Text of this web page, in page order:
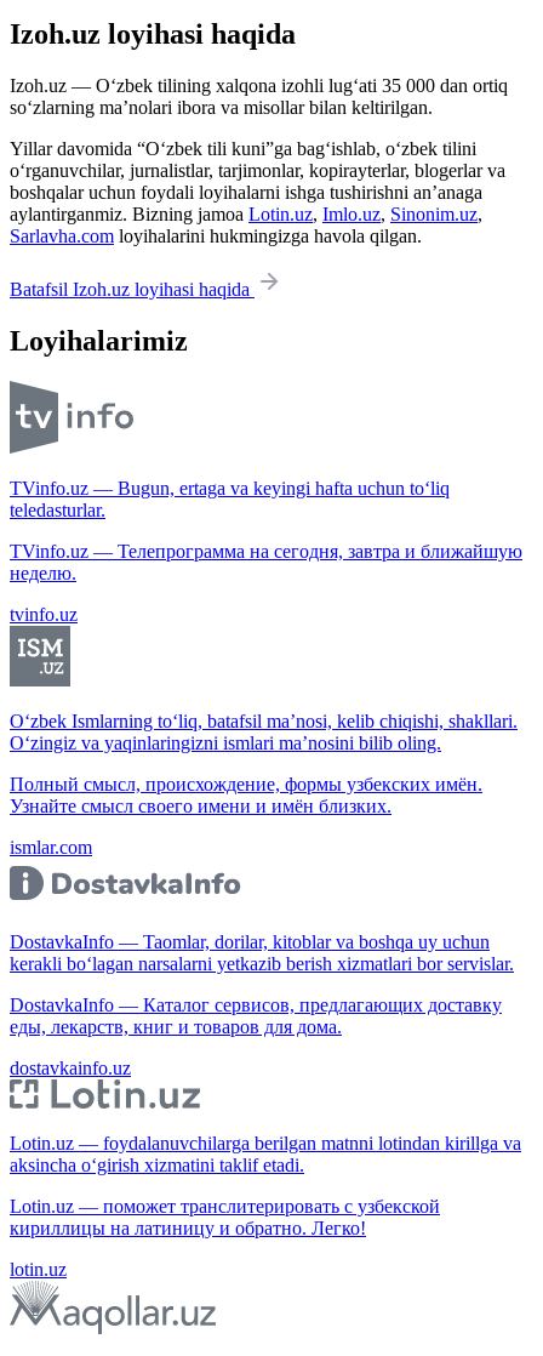
Izoh.uz loyihasi haqida
Izoh.uz — O‘zbek tilining xalqona izohli lug‘ati 35 000 dan ortiq
so‘zlarning ma’nolari ibora va misollar bilan keltirilgan.
Yillar davomida “O‘zbek tili kuni”ga bag‘ishlab, o‘zbek tilini
o‘rganuvchilar, jurnalistlar, tarjimonlar, kopirayterlar, blogerlar va
boshqalar uchun foydali loyihalarni ishga tushirishni an’anaga
aylantirganmiz. Bizning jamoa Lotin.uz, Imlo.uz, Sinonim.uz,
Sarlavha.com loyihalarini hukmingizga havola qilgan.
Batafsil Izoh.uz loyihasi haqida
Loyihalarimiz
TVinfo.uz — Bugun, ertaga va keyingi hafta uchun to‘liq
teledasturlar.
TVinfo.uz — Телепрограмма на сегодня, завтра и ближайшую
неделю.
tvinfo.uz
O‘zbek Ismlarning to‘liq, batafsil ma’nosi, kelib chiqishi, shakllari.
O‘zingiz va yaqinlaringizni ismlari ma’nosini bilib oling.
Полный смысл, происхождение, формы узбекских имён.
Узнайте смысл своего имени и имён близких.
ismlar.com
DostavkaInfo — Taomlar, dorilar, kitoblar va boshqa uy uchun
kerakli bo‘lagan narsalarni yetkazib berish xizmatlari bor servislar.
DostavkaInfo — Каталог сервисов, предлагающих доставку
еды, лекарств, книг и товаров для дома.
dostavkainfo.uz
Lotin.uz — foydalanuvchilarga berilgan matnni lotindan kirillga va
aksincha o‘girish xizmatini taklif etadi.
Lotin.uz — поможет транслитерировать с узбекской
кириллицы на латиницу и обратно. Легко!
lotin.uz